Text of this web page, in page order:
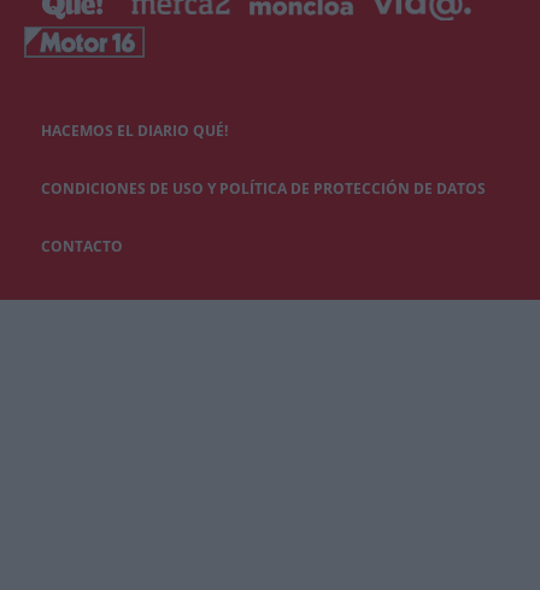
HACEMOS EL DIARIO QUÉ!
CONDICIONES DE USO Y POLÍTICA DE PROTECCIÓN DE DATOS
CONTACTO